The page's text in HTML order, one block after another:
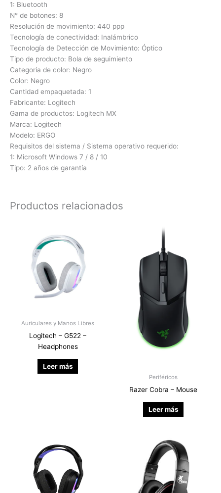
1: Bluetooth
N° de botones: 8
Resolución de movimiento: 440 ppp
Tecnología de conectividad: Inalámbrico
Tecnología de Detección de Movimiento: Óptico
Tipo de producto: Bola de seguimiento
Categoría de color: Negro
Color: Negro
Cantidad empaquetada: 1
Fabricante: Logitech
Gama de productos: Logitech MX
Marca: Logitech
Modelo: ERGO
Requisitos del sistema / Sistema operativo requerido:
1: Microsoft Windows 7 / 8 / 10
Tipo: 2 años de garantía
Productos relacionados
Auriculares y Manos Libres
Logitech – G522 –
Headphones
Leer más
Periféricos
Razer Cobra – Mouse
Leer más